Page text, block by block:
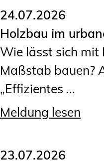
Stellenbörse
Staatlich
Öffentlich
vereidigte
24.07.2026
Holzbau im
Wie lässt sich
Maßstab bauen?
„Effizientes ...
Meldung lesen
23.07.2026